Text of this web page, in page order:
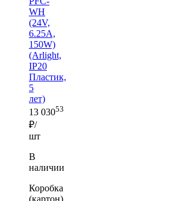
WH
(24V,
6.25A,
150W)
(Arlight,
IP20
Пластик,
5
лет)
13 03053
₽/
шт
В
наличии
Коробка
(картон)